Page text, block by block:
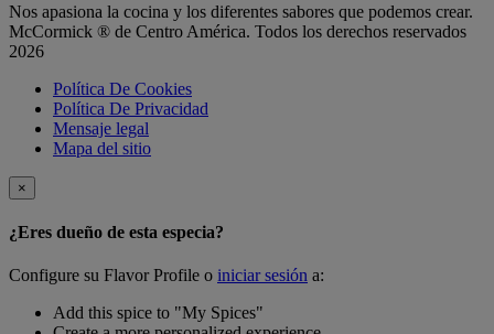
Nos apasiona la cocina y los diferentes sabores que podemos crear.
McCormick ® de Centro América. Todos los derechos reservados
2026
Política De Cookies
Política De Privacidad
Mensaje legal
Mapa del sitio
×
¿Eres dueño de esta especia?
Configure su Flavor Profile o iniciar sesión a:
Add this spice to "My Spices"